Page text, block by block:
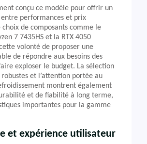
conçu ce modèle pour offrir un
performances et prix
choix de composants comme le
7 7435HS et la RTX 4050
volonté de proposer une
de répondre aux besoins des
exploser le budget. La sélection
et l’attention portée au
montrent également
et de fiabilité à long terme,
importantes pour la gamme
et expérience utilisateur